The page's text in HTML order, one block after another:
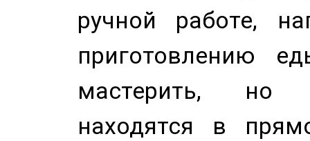
ручной работе,
приготовлению
мастерить, но
находятся в